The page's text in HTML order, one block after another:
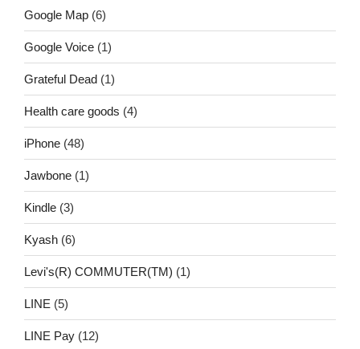
Google Map (6)
Google Voice (1)
Grateful Dead (1)
Health care goods (4)
iPhone (48)
Jawbone (1)
Kindle (3)
Kyash (6)
Levi's(R) COMMUTER(TM) (1)
LINE (5)
LINE Pay (12)